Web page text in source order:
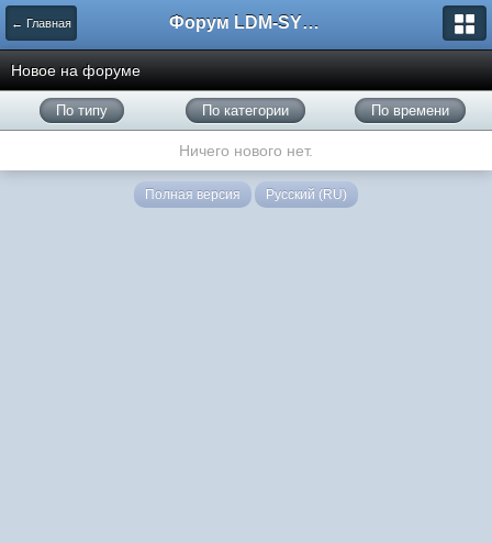
← Главная Форум LDM-SYSTEMS
Новое на форуме
По типу По категории По времени
Ничего нового нет.
Полная версия Русский (RU)